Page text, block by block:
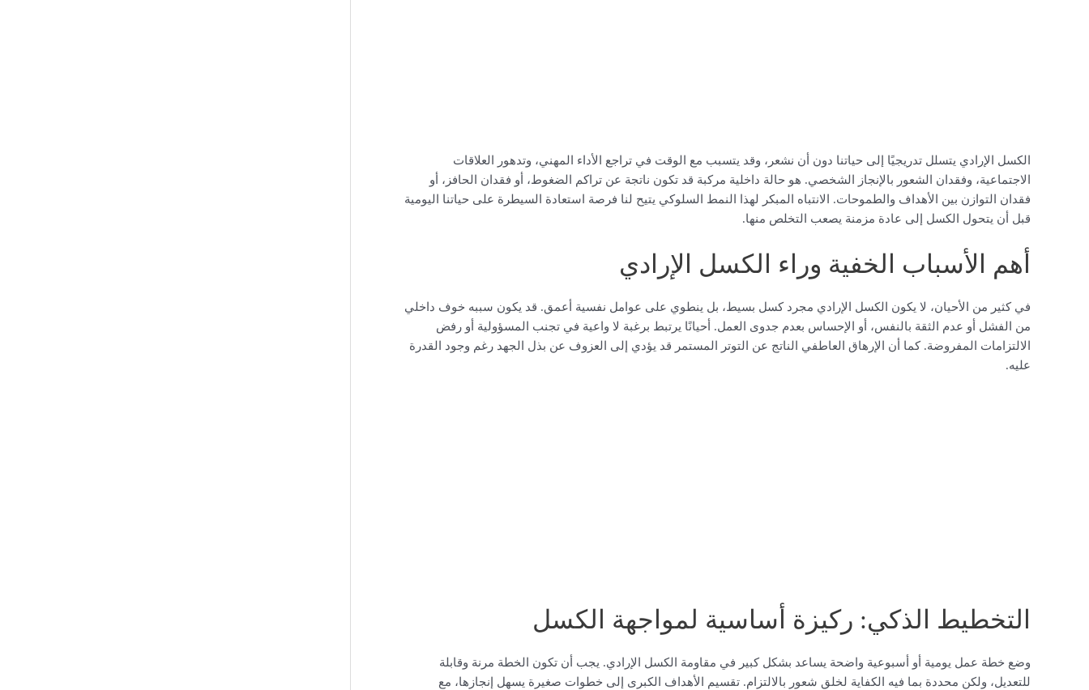
الكسل الإرادي يتسلل تدريجيًا إلى حياتنا دون أن نشعر، وقد يتسبب مع الوقت في تراجع الأداء المهني، وتدهور العلاقات
الاجتماعية، وفقدان الشعور بالإنجاز الشخصي. هو حالة داخلية مركبة قد تكون ناتجة عن تراكم الضغوط، أو فقدان الحافز، أو
فقدان التوازن بين الأهداف والطموحات. الانتباه المبكر لهذا النمط السلوكي يتيح لنا فرصة استعادة السيطرة على حياتنا اليومية
قبل أن يتحول الكسل إلى عادة مزمنة يصعب التخلص منها.
أهم الأسباب الخفية وراء الكسل الإرادي
في كثير من الأحيان، لا يكون الكسل الإرادي مجرد كسل بسيط، بل ينطوي على عوامل نفسية أعمق. قد يكون سببه خوف داخلي
من الفشل أو عدم الثقة بالنفس، أو الإحساس بعدم جدوى العمل. أحيانًا يرتبط برغبة لا واعية في تجنب المسؤولية أو رفض
الالتزامات المفروضة. كما أن الإرهاق العاطفي الناتج عن التوتر المستمر قد يؤدي إلى العزوف عن بذل الجهد رغم وجود القدرة
عليه.
التخطيط الذكي: ركيزة أساسية لمواجهة الكسل
وضع خطة عمل يومية أو أسبوعية واضحة يساعد بشكل كبير في مقاومة الكسل الإرادي. يجب أن تكون الخطة مرنة وقابلة
للتعديل، ولكن محددة بما فيه الكفاية لخلق شعور بالالتزام. تقسيم الأهداف الكبرى إلى خطوات صغيرة يسهل إنجازها، مع